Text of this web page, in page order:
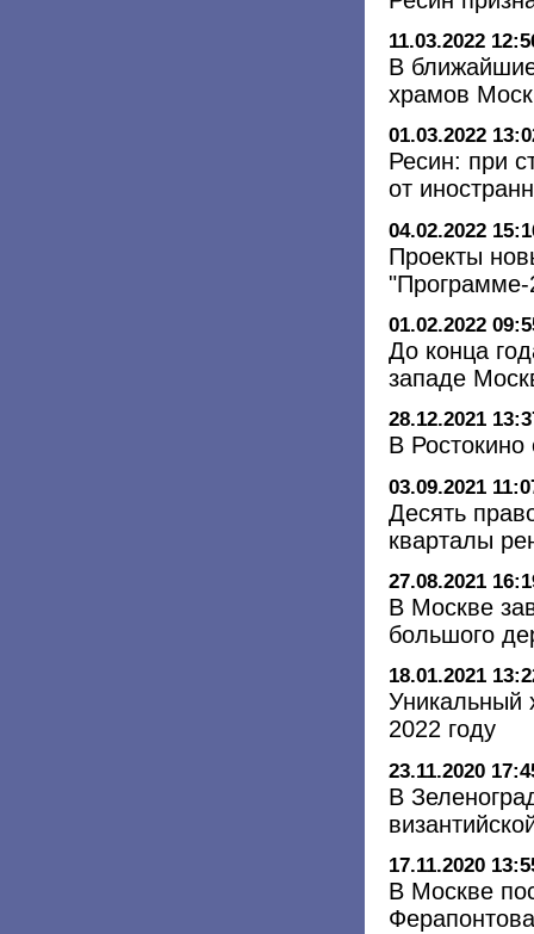
11.03.2022
В
храмов
01.03.2022
Ресин: при
от
04.02.2022
Проекты
"Программе-
01.02.2022
До конца
западе
28.12.2021
В
03.09.2021
Десять
кварталы
27.08.2021
В Москве
большого
18.01.2021
Уникальный
2022 году
23.11.2020
В
17.11.2020
В Москве